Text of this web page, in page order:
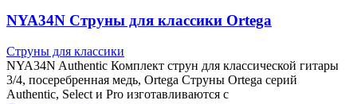
NYA34N Струны для классики Ortega
Струны для классики
NYA34N Authentic Комплект струн для классической гитары
3/4, посеребренная медь, Ortega Струны Ortega серий
Authentic, Select и Pro изготавливаются с